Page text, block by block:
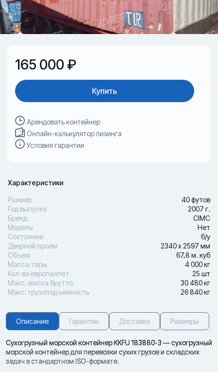
165 000 ₽
Купить
Арендовать контейнер
Онлайн-калькулятор лизинга
Условия гарантии
Характеристики
Размер
40 футов
Год выпуска
2007 г.
Бренд
CIMC
Модель
Нет
Состояние
б/у
Дверной проём
2340 х 2597 мм
Объем
67,8 м. куб
Масса тары
4 000 кг
Кол-во европаллет
25 шт
Макс. масса брутто
30 480 кг
Макс. грузоподъёмность
26 840 кг
Описание Гарантии Доставка Размеры
Сухогрузный морской контейнер KKFU 183880-3 — сухогрузный
морской контейнер для перевозки сухих грузов и складских
задач в стандартном ISO-формате.